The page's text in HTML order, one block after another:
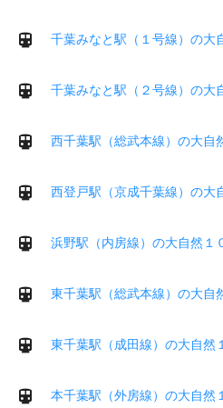
千葉みなと駅（１号線）の大
千葉みなと駅（２号線）の大
西千葉駅（総武本線）の大自
西登戸駅（京成千葉線）の大
浜野駅（内房線）の大自然１
東千葉駅（総武本線）の大自
東千葉駅（成田線）の大自然
本千葉駅（外房線）の大自然